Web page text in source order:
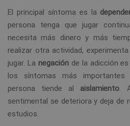
El principal síntoma es la
persona tenga que jugar
necesita más dinero y más
realizar otra actividad, experimenta
jugar. La negaciónde la adicción
los síntomas más
persona tiende al aislamiento.
sentimental se deteriora y deja de
estudios.